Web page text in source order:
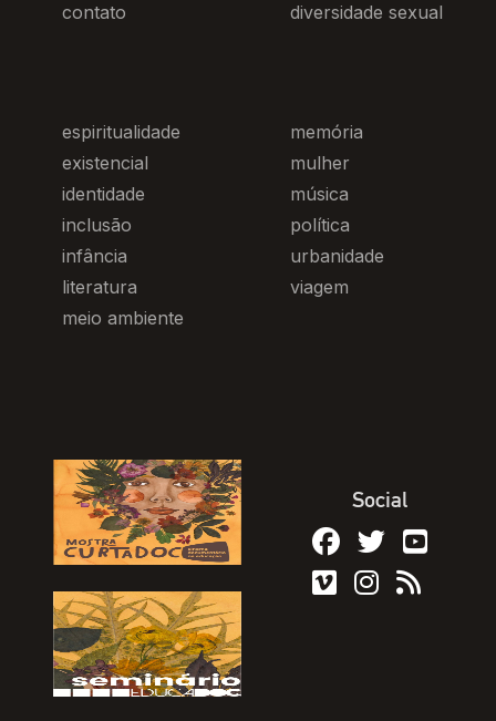
contato
diversidade sexual
espiritualidade
existencial
identidade
inclusão
infância
literatura
meio ambiente
memória
mulher
música
política
urbanidade
viagem
Social